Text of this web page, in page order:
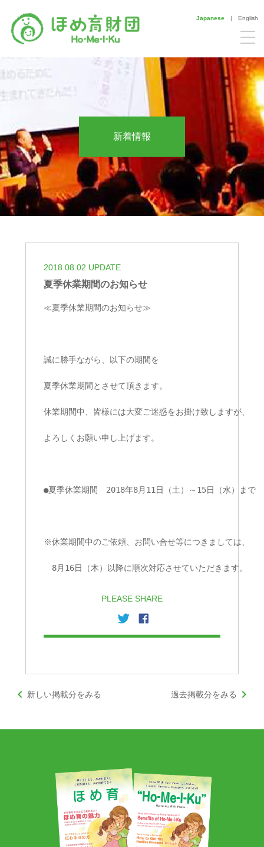
Japanese | English
新着情報
2018.08.02 UPDATE
夏季休業期間のお知らせ
≪夏季休業期間のお知らせ≫
誠に勝手ながら、以下の期間を
夏季休業期間とさせて頂きます。
休業期間中、皆様には大変ご迷惑をお掛け致しますが、
よろしくお願い申し上げます。
●夏季休業期間　2018年8月11日（土）～15日（水）まで
※休業期間中のご依頼、お問い合せ等につきましては、
8月16日（木）以降に順次対応させていただきます。
PLEASE SHARE
keyboard_arrow_left新しい掲載分をみる 過去掲載分をみる keyboard_arrow_right